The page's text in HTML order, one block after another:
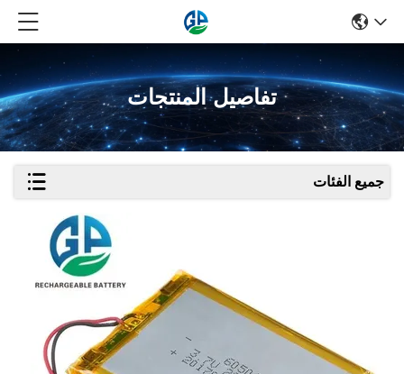
تفاصيل المنتجات
جميع الفئات